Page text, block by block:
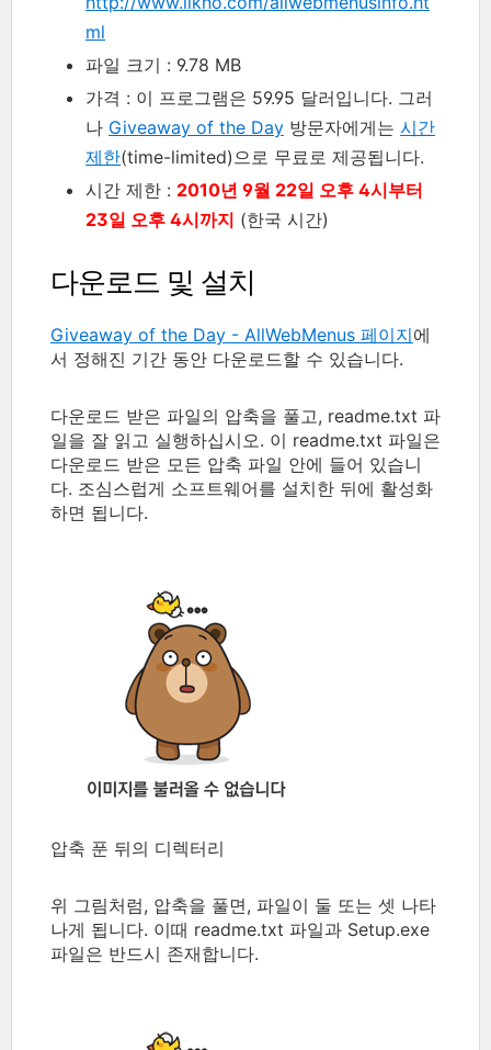
ml
파일 크기 : 9.78 MB
가격 : 이 프로그램은 59.95 달러입니다. 그러
나 Giveaway of the Day 방문자에게는 시간
제한(time-limited)으로 무료로 제공됩니다.
시간 제한 : 2010년 9월 22일 오후 4시부터
23일 오후 4시까지 (한국 시간)
다운로드 및 설치
Giveaway of the Day - AllWebMenus 페이지에
서 정해진 기간 동안 다운로드할 수 있습니다.
다운로드 받은 파일의 압축을 풀고, readme.txt 파
일을 잘 읽고 실행하십시오. 이 readme.txt 파일은
다운로드 받은 모든 압축 파일 안에 들어 있습니
다. 조심스럽게 소프트웨어를 설치한 뒤에 활성화
하면 됩니다.
압축 푼 뒤의 디렉터리
위 그림처럼, 압축을 풀면, 파일이 둘 또는 셋 나타
나게 됩니다. 이때 readme.txt 파일과 Setup.exe
파일은 반드시 존재합니다.